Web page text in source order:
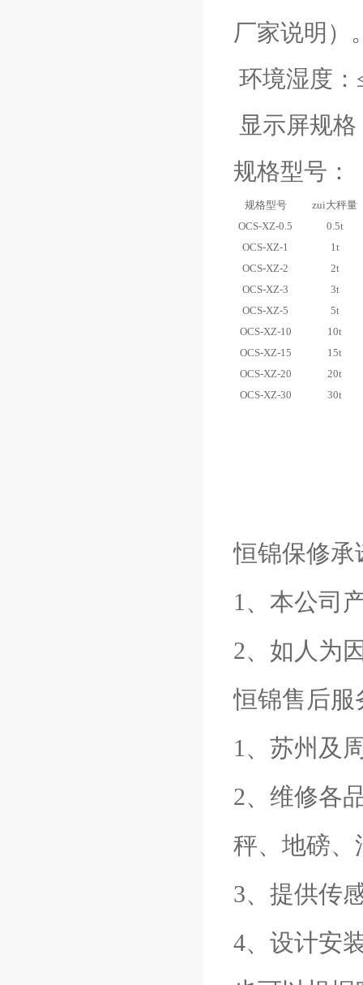
厂家说明）
环境湿度：
显示屏规
规格型号：
规格型号
zui大秤量
OCS-XZ-0.5
0.5t
OCS-XZ-1
1t
OCS-XZ-2
2t
OCS-XZ-3
3t
OCS-XZ-5
5t
OCS-XZ-10
10t
OCS-XZ-15
15t
OCS-XZ-20
20t
OCS-XZ-30
30t
恒锦保修承
1、本公司
2、如人为
恒锦售后服
1、苏州及
2、维修各
秤、地磅
3、提供传
4、设计安